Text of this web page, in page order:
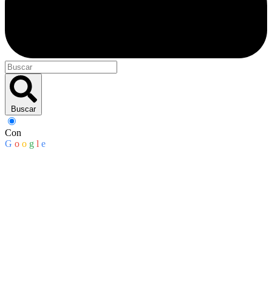
Buscar
Con
G o o g l e